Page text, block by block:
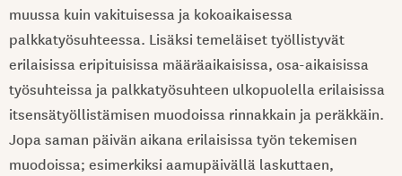
muussa kuin vakituisessa ja kokoaikaisessa
palkkatyösuhteessa. Lisäksi temeläiset työllistyvät
erilaisissa eripituisissa määräaikaisissa, osa-aikaisissa
työsuhteissa ja palkkatyösuhteen ulkopuolella erilaisissa
itsensätyöllistämisen muodoissa rinnakkain ja peräkkäin.
Jopa saman päivän aikana erilaisissa työn tekemisen
muodoissa; esimerkiksi aamupäivällä laskuttaen,